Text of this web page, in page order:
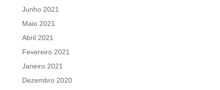
Junho 2021
Maio 2021
Abril 2021
Fevereiro 2021
Janeiro 2021
Dezembro 2020